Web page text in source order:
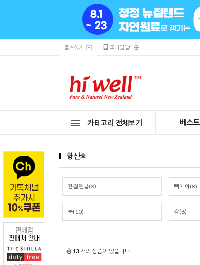
즐겨찾기 모바일앱다운
카테고리 전체보기 베스트
항산화
관절연골(3) 뼈치아(8)
눈(10) 장(6)
총 13 개의 상품이 있습니다.